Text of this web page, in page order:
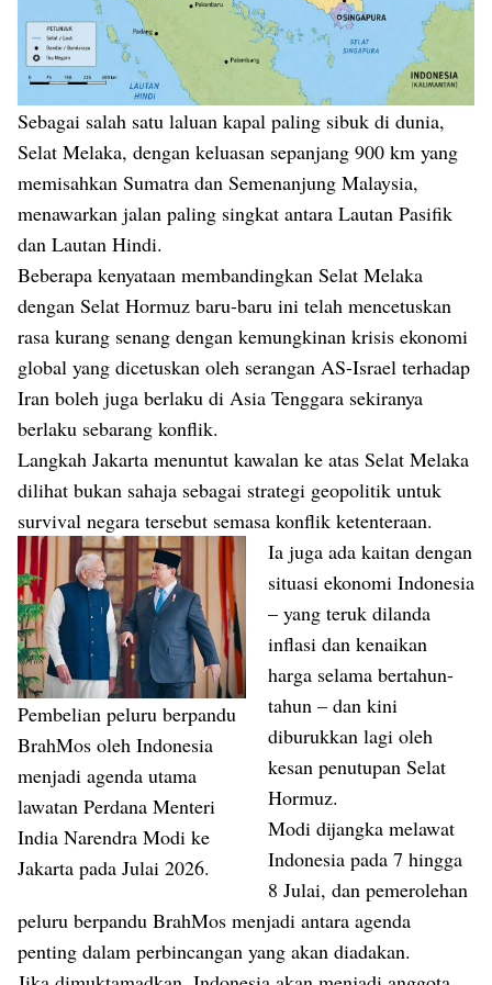
Sebagai salah satu laluan kapal paling sibuk di dunia,
Selat Melaka, dengan keluasan sepanjang 900 km yang
memisahkan Sumatra dan Semenanjung Malaysia,
menawarkan jalan paling singkat antara Lautan Pasifik
dan Lautan Hindi.
Beberapa kenyataan membandingkan Selat Melaka
dengan Selat Hormuz baru-baru ini telah mencetuskan
rasa kurang senang dengan kemungkinan krisis ekonomi
global yang dicetuskan oleh serangan AS-Israel terhadap
Iran boleh juga berlaku di Asia Tenggara sekiranya
berlaku sebarang konflik.
Langkah Jakarta menuntut kawalan ke atas Selat Melaka
dilihat bukan sahaja sebagai strategi geopolitik untuk
survival negara tersebut semasa konflik ketenteraan.
Pembelian peluru berpandu
BrahMos oleh Indonesia
menjadi agenda utama
lawatan Perdana Menteri
India Narendra Modi ke
Jakarta pada Julai 2026.
Ia juga ada kaitan dengan
situasi ekonomi Indonesia
– yang teruk dilanda
inflasi dan kenaikan
harga selama bertahun-
tahun – dan kini
diburukkan lagi oleh
kesan penutupan Selat
Hormuz.
Modi dijangka melawat
Indonesia pada 7 hingga
8 Julai, dan pemerolehan
peluru berpandu BrahMos menjadi antara agenda
penting dalam perbincangan yang akan diadakan.